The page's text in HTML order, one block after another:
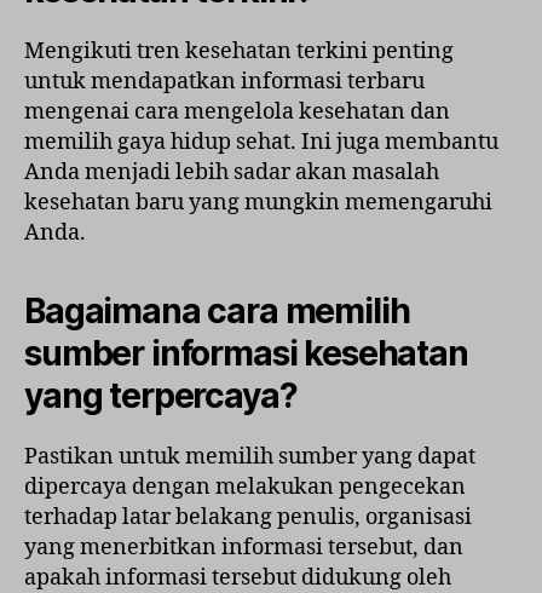
Mengikuti tren kesehatan terkini penting
untuk mendapatkan informasi terbaru
mengenai cara mengelola kesehatan dan
memilih gaya hidup sehat. Ini juga membantu
Anda menjadi lebih sadar akan masalah
kesehatan baru yang mungkin memengaruhi
Anda.
Bagaimana cara memilih
sumber informasi kesehatan
yang terpercaya?
Pastikan untuk memilih sumber yang dapat
dipercaya dengan melakukan pengecekan
terhadap latar belakang penulis, organisasi
yang menerbitkan informasi tersebut, dan
apakah informasi tersebut didukung oleh